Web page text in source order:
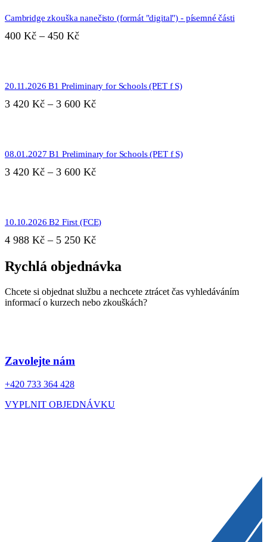
má
více
variant.
na
produktu
Cambridge zkouška nanečisto (formát "digital") - písemné části
400 Kč – 450 KčRozpětí
450 Kč
má
více
variant.
na
produktu
20.11.2026 B1 Preliminary for Schools (PET f S)
3 420 Kč – 3 600 KčRozpětí
až
3
600 Kč
má
více
variant.
na
produktu
08.01.2027 B1 Preliminary for Schools (PET f S)
3 420 Kč – 3 600 KčRozpětí
až
3
600 Kč
má
více
variant.
lze
vybrat
na
stránce
10.10.2026 B2 First (FCE)
4 988 Kč – 5 250 KčRozpětí
4
až
5
Rychlá objednávka
Chcete si objednat službu a nechcete ztrácet čas vyhledáváním
informací o kurzech nebo zkouškách?
Zavolejte nám
+420 733 364 428
VYPLNIT OBJEDNÁVKU